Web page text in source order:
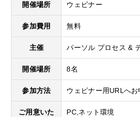
開催場所 ウェビナー
参加費用 無料
主催 パーソル プロセス &
開催場所 8名
参加方法 ウェビナー用URLへお
ご用意いた
PC,ネット環境